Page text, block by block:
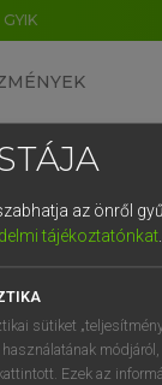
GYIK
az önről
tájékoztatónkat.
sütiket
Ezek az
CN FR ES IT NL
2 3 4
w e
a s d f